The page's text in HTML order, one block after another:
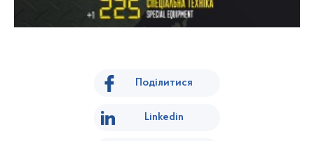
Поділитися
Linkedin